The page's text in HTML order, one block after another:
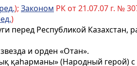
); Законом РК от 21.07.07 г. №
)
перед Республикой Казахстан,
и орден «Отан».
қаһарманы» (Народный герой)